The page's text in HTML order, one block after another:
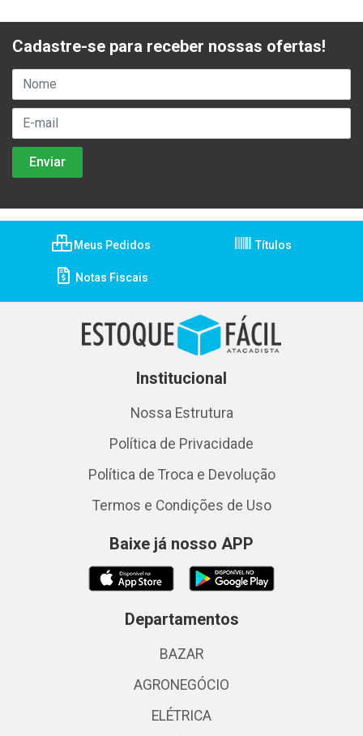
Cadastre-se para receber nossas ofertas!
Meus Pedidos Títulos
Notas Fiscais
Institucional
Nossa Estrutura
Política de Privacidade
Política de Troca e Devolução
Termos e Condições de Uso
Baixe já nosso APP
Departamentos
BAZAR
AGRONEGÓCIO
ELÉTRICA